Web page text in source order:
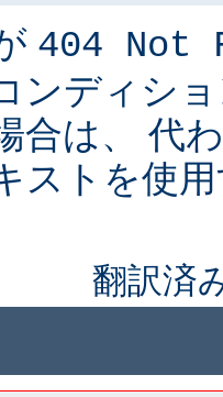
404 Not
ンディシ
合は、 代
ストを使
翻訳済